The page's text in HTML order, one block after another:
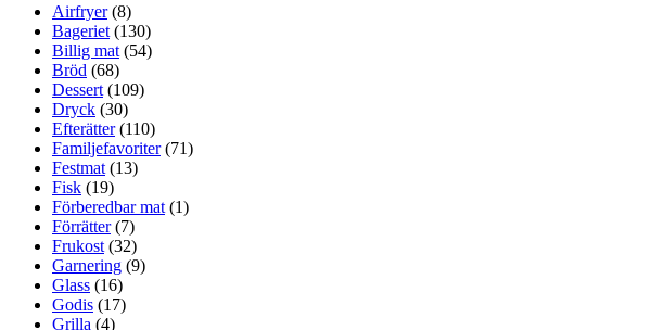
Airfryer(8)
Bageriet (130)
Billig mat (54)
Bröd (68)
Dessert (109)
Dryck (30)
Efterätter(110)
Familjefavoriter(71)
Festmat (13)
Fisk (19)
Förberedbar mat (1)
Förrätter(7)
Frukost (32)
Garnering (9)
Glass (16)
Godis (17)
Grilla (4)